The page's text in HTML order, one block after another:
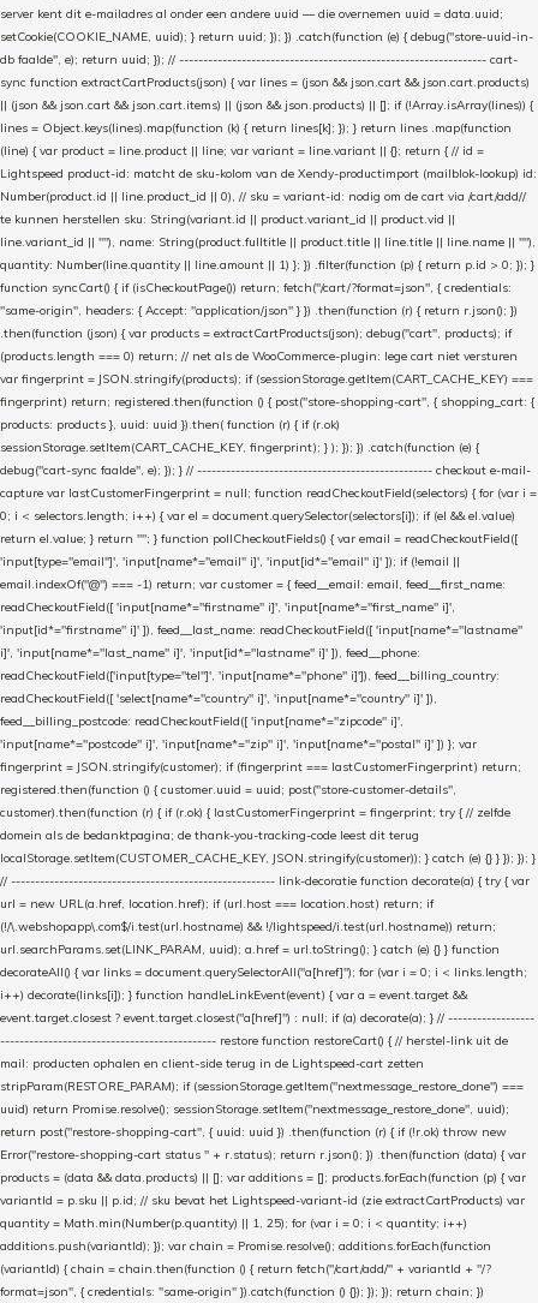
server kent dit e-mailadres al onder een andere uuid — die overnemen uuid = data.uuid;
setCookie(COOKIE_NAME, uuid); } return uuid; }); }) .catch(function (e) { debug("store-uuid-in-
db faalde", e); return uuid; }); // ---------------------------------------------------------------- cart-
sync function extractCartProducts(json) { var lines = (json && json.cart && json.cart.products)
|| (json && json.cart && json.cart.items) || (json && json.products) || []; if (!Array.isArray(lines)) {
lines = Object.keys(lines).map(function (k) { return lines[k]; }); } return lines .map(function
(line) { var product = line.product || line; var variant = line.variant || {}; return { // id =
Lightspeed product-id: matcht de sku-kolom van de Xendy-productimport (mailblok-lookup) id:
Number(product.id || line.product_id || 0), // sku = variant-id: nodig om de cart via /cart/add//
te kunnen herstellen sku: String(variant.id || product.variant_id || product.vid ||
line.variant_id || ""), name: String(product.fulltitle || product.title || line.title || line.name || ""),
quantity: Number(line.quantity || line.amount || 1) }; }) .filter(function (p) { return p.id > 0; }); }
function syncCart() { if (isCheckoutPage()) return; fetch("/cart/?format=json", { credentials:
"same-origin", headers: { Accept: "application/json" } }) .then(function (r) { return r.json(); })
.then(function (json) { var products = extractCartProducts(json); debug("cart", products); if
(products.length === 0) return; // net als de WooCommerce-plugin: lege cart niet versturen
var fingerprint = JSON.stringify(products); if (sessionStorage.getItem(CART_CACHE_KEY) ===
fingerprint) return; registered.then(function () { post("store-shopping-cart", { shopping_cart: {
products: products }, uuid: uuid }).then( function (r) { if (r.ok)
sessionStorage.setItem(CART_CACHE_KEY, fingerprint); } ); }); }) .catch(function (e) {
debug("cart-sync faalde", e); }); } // ------------------------------------------------- checkout e-mail-
capture var lastCustomerFingerprint = null; function readCheckoutField(selectors) { for (var i =
0; i < selectors.length; i++) { var el = document.querySelector(selectors[i]); if (el && el.value)
return el.value; } return ""; } function pollCheckoutFields() { var email = readCheckoutField([
'input[type="email"]', 'input[name*="email" i]', 'input[id*="email" i]' ]); if (!email ||
email.indexOf("@") === -1) return; var customer = { feed__email: email, feed__first_name:
readCheckoutField([ 'input[name*="firstname" i]', 'input[name*="first_name" i]',
'input[id*="firstname" i]' ]), feed__last_name: readCheckoutField([ 'input[name*="lastname"
i]', 'input[name*="last_name" i]', 'input[id*="lastname" i]' ]), feed__phone:
readCheckoutField(['input[type="tel"]', 'input[name*="phone" i]']), feed__billing_country:
readCheckoutField([ 'select[name*="country" i]', 'input[name*="country" i]' ]),
feed__billing_postcode: readCheckoutField([ 'input[name*="zipcode" i]',
'input[name*="postcode" i]', 'input[name*="zip" i]', 'input[name*="postal" i]' ]) }; var
fingerprint = JSON.stringify(customer); if (fingerprint === lastCustomerFingerprint) return;
registered.then(function () { customer.uuid = uuid; post("store-customer-details",
customer).then(function (r) { if (r.ok) { lastCustomerFingerprint = fingerprint; try { // zelfde
domein als de bedanktpagina; de thank-you-tracking-code leest dit terug
localStorage.setItem(CUSTOMER_CACHE_KEY, JSON.stringify(customer)); } catch (e) {} } }); }); }
// ------------------------------------------------------- link-decoratie function decorate(a) { try { var
url = new URL(a.href, location.href); if (url.host === location.host) return; if
(!/\.webshopapp\.com$/i.test(url.hostname) && !/lightspeed/i.test(url.hostname)) return;
url.searchParams.set(LINK_PARAM, uuid); a.href = url.toString(); } catch (e) {} } function
decorateAll() { var links = document.querySelectorAll("a[href]"); for (var i = 0; i < links.length;
i++) decorate(links[i]); } function handleLinkEvent(event) { var a = event.target &&
event.target.closest ? event.target.closest("a[href]") : null; if (a) decorate(a); } // ------------------
--------------------------------------------- restore function restoreCart() { // herstel-link uit de
mail: producten ophalen en client-side terug in de Lightspeed-cart zetten
stripParam(RESTORE_PARAM); if (sessionStorage.getItem("nextmessage_restore_done") ===
uuid) return Promise.resolve(); sessionStorage.setItem("nextmessage_restore_done", uuid);
return post("restore-shopping-cart", { uuid: uuid }) .then(function (r) { if (!r.ok) throw new
Error("restore-shopping-cart status " + r.status); return r.json(); }) .then(function (data) { var
products = (data && data.products) || []; var additions = []; products.forEach(function (p) { var
variantId = p.sku || p.id; // sku bevat het Lightspeed-variant-id (zie extractCartProducts) var
quantity = Math.min(Number(p.quantity) || 1, 25); for (var i = 0; i < quantity; i++)
additions.push(variantId); }); var chain = Promise.resolve(); additions.forEach(function
(variantId) { chain = chain.then(function () { return fetch("/cart/add/" + variantId + "/?
format=json", { credentials: "same-origin" }).catch(function () {}); }); }); return chain; })